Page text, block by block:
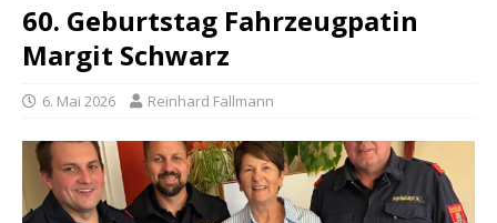
60. Geburtstag Fahrzeugpatin
Margit Schwarz
6. Mai 2026 Reinhard Fallmann